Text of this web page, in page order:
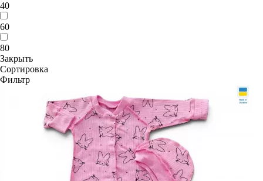
40
60
80
Закрыть
Сортировка
Фильтр